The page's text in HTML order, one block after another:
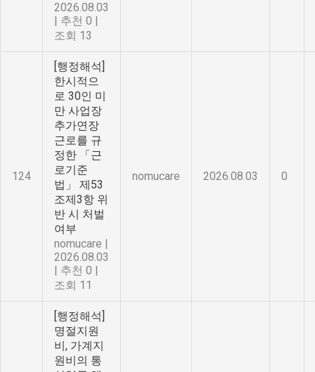
2026.08.03
| 추천 0 |
조회 13
124
[행정해석]
한시적으
로 30인 미
만 사업장
추가연장
근로를 규
정한 「근
로기준
법」 제53
조제3항 위
반 시 처벌
여부
nomucare |
2026.08.03
| 추천 0 |
조회 11
nomucare 2026.08.03 0
[행정해석]
명절지원
비, 가계지
원비의 통